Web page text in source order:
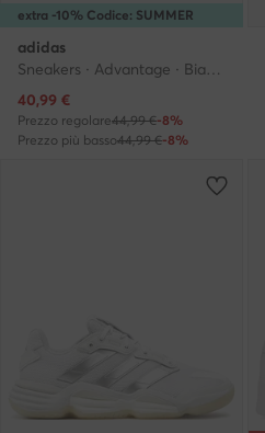
extra -10% Codice: SUMMER
adidas
Sneakers · Advantage · Bianco
Prezzo attuale
40,99 €
Prezzo regolare44,99 €-8%
Prezzo più basso44,99 €-8%